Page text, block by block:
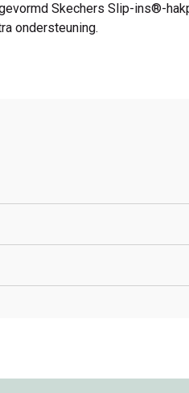
Skechers Slip-ins®-
ondersteuning.